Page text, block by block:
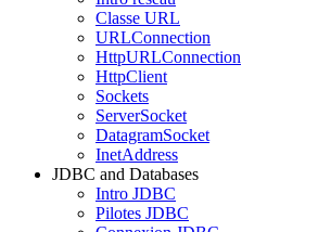
Classe URL
URLConnection
HttpURLConnection
HttpClient
Sockets
ServerSocket
DatagramSocket
InetAddress
JDBC and Databases
Intro JDBC
Pilotes JDBC